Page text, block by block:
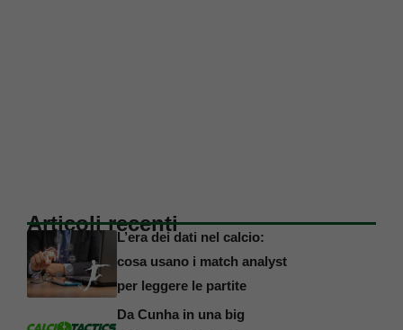
Articoli recenti
L’era dei dati nel calcio:
cosa usano i match analyst
per leggere le partite
Da Cunha in una big